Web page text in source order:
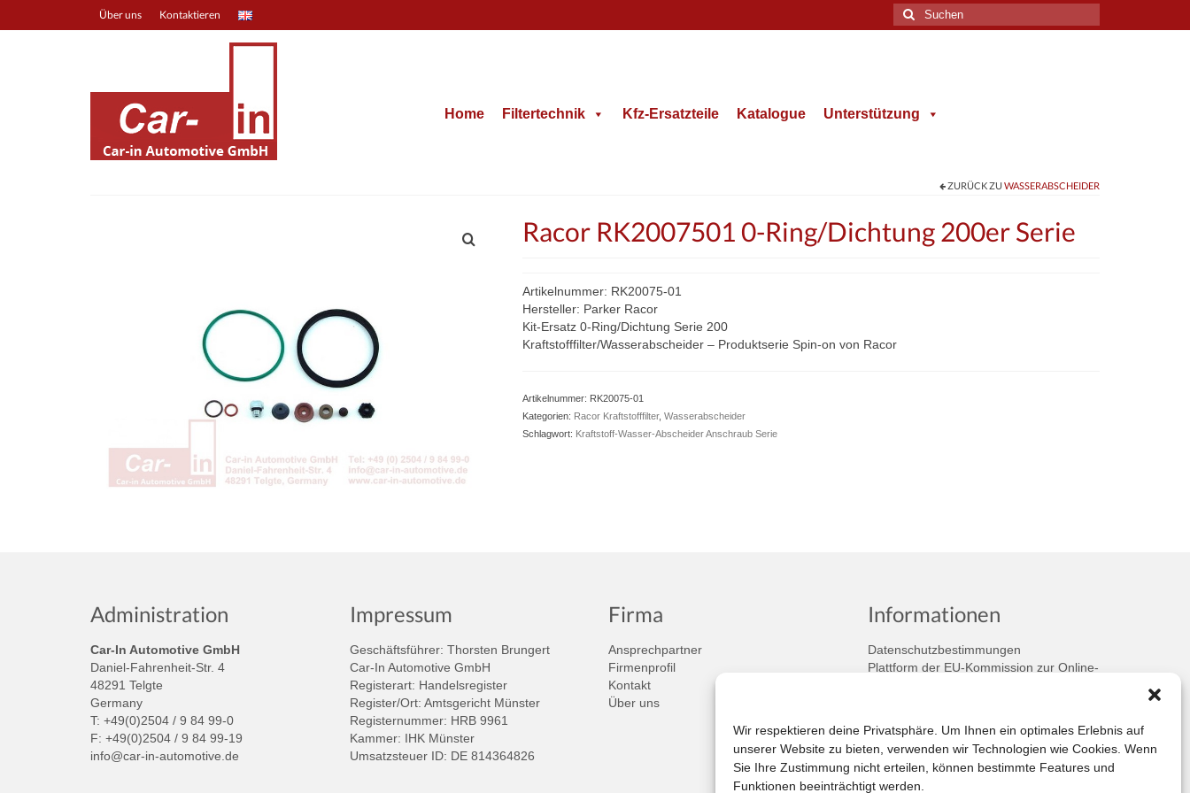
Wir respektieren deine Privatsphäre. Um Ihnen ein optimales Erlebnis auf
unserer Website zu bieten, verwenden wir Technologien wie Cookies. Wenn
Sie Ihre Zustimmung nicht erteilen, können bestimmte Features und
Funktionen beeinträchtigt werden.
Über uns Kontaktieren
Suche
nach:
Home Filtertechnik Kfz-Ersatzteile Katalogue Unterstützung
ZURÜCK ZUWASSERABSCHEIDER
Racor RK2007501 0-Ring/Dichtung 200er Serie
Artikelnummer: RK20075-01
Hersteller: Parker Racor
Kit-Ersatz 0-Ring/Dichtung Serie 200
Kraftstofffilter/Wasserabscheider – Produktserie Spin-on von Racor
Artikelnummer: RK20075-01
Kategorien: Racor Kraftstofffilter, Wasserabscheider
Schlagwort: Kraftstoff-Wasser-Abscheider Anschraub Serie
Administration
Car-In Automotive GmbH
Daniel-Fahrenheit-Str. 4
48291 Telgte
Germany
T: +49(0)2504 / 9 84 99-0
F: +49(0)2504 / 9 84 99-19
info@car-in-automotive.de
Impressum
Geschäftsführer: Thorsten Brungert
Car-In Automotive GmbH
Registerart: Handelsregister
Register/Ort: Amtsgericht Münster
Registernummer: HRB 9961
Kammer: IHK Münster
Umsatzsteuer ID: DE 814364826
Firma
Ansprechpartner
Firmenprofil
Kontakt
Über uns
Informationen
Datenschutzbestimmungen
Plattform der EU-Kommission zur Online-